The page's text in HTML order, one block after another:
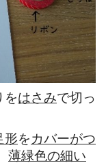
をはさみで切っ
形をカバーがつ
薄緑色の細い